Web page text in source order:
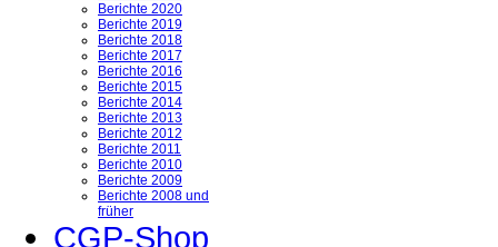
Berichte 2020
Berichte 2019
Berichte 2018
Berichte 2017
Berichte 2016
Berichte 2015
Berichte 2014
Berichte 2013
Berichte 2012
Berichte 2011
Berichte 2010
Berichte 2009
Berichte 2008 und
früher
CGP-Shop